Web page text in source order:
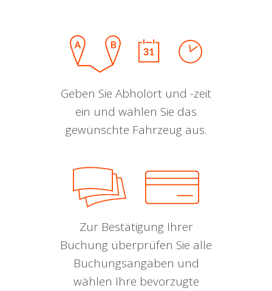
Geben Sie Abholort und -zeit
ein und wählen Sie das
gewünschte Fahrzeug aus.
Zur Bestätigung Ihrer
Buchung überprüfen Sie alle
Buchungsangaben und
wählen Ihre bevorzugte